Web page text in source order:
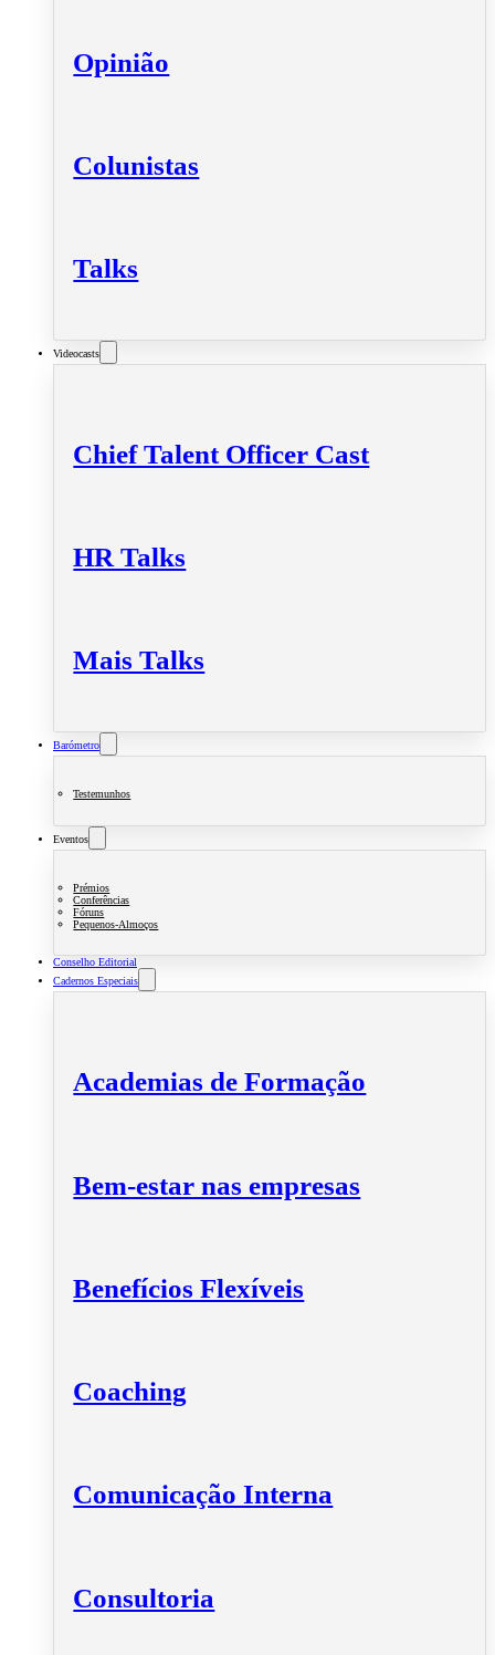
Opinião
Colunistas
Talks
Videocasts
Chief Talent Officer Cast
HR Talks
Mais Talks
Barómetro
Testemunhos
Eventos
Prémios
Conferências
Fóruns
Pequenos-Almoços
Conselho Editorial
Cadernos Especiais
Academias de Formação
Bem-estar nas empresas
Benefícios Flexíveis
Coaching
Comunicação Interna
Consultoria